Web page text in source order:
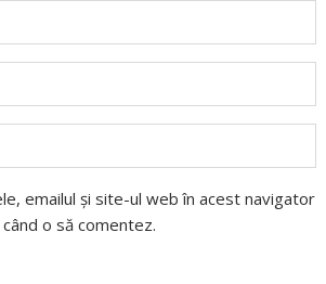
emailul și site-ul web în acest navigator
o să comentez.